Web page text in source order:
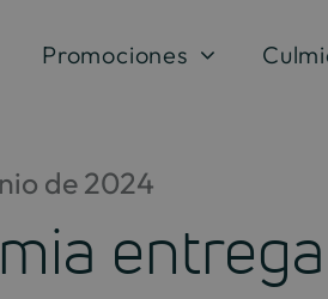
Promociones
de 2024